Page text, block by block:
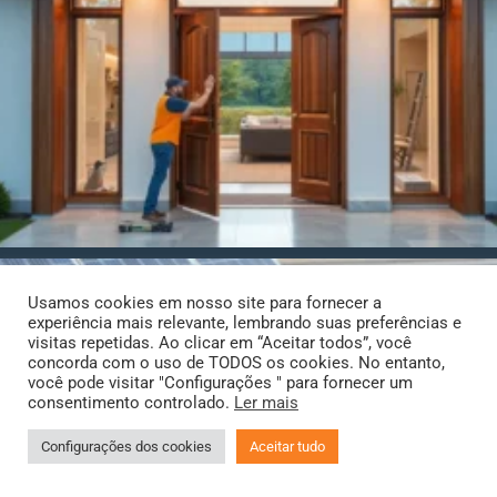
Usamos cookies em nosso site para fornecer a
experiência mais relevante, lembrando suas preferências e
visitas repetidas. Ao clicar em “Aceitar todos”, você
concorda com o uso de TODOS os cookies. No entanto,
você pode visitar "Configurações " para fornecer um
consentimento controlado. Ler mais
Configurações dos cookies Aceitar tudo